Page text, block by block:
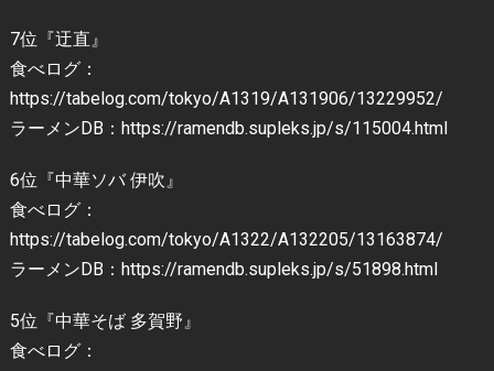
7位『迂直』
食べログ：
https://tabelog.com/tokyo/A1319/A131906/13229952/
ラーメンDB：https://ramendb.supleks.jp/s/115004.html
6位『中華ソバ 伊吹』
食べログ：
https://tabelog.com/tokyo/A1322/A132205/13163874/
ラーメンDB：https://ramendb.supleks.jp/s/51898.html
5位『中華そば 多賀野』
食べログ：